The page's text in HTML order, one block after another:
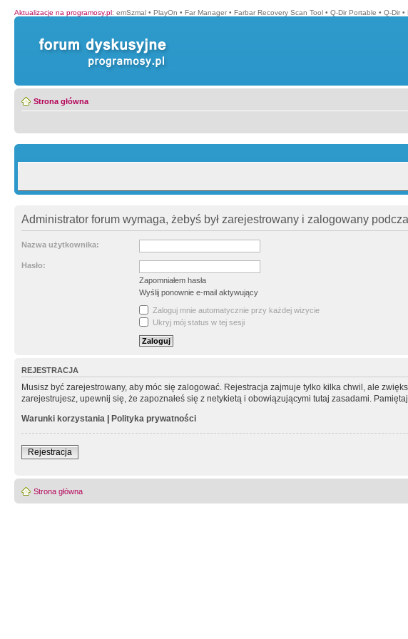
Aktualizacje na programosy.pl: emSzmal • PlayOn • Far Manager • Farbar Recovery Scan Tool • Q-Dir Portable • Q-Dir •
Strona główna
Administrator forum wymaga, żebyś był zarejestrowany i zalogowany
Nazwa użytkownika:
Hasło:
Zapomniałem hasła
Wyślij ponownie e-mail aktywujący
Zaloguj mnie automatycznie przy każdej wizycie
Ukryj mój status w tej sesji
REJESTRACJA
Musisz być zarejestrowany, aby móc się zalogować. Rejestracja zajmuje tylko kilka chwil, ale
zarejestrujesz, upewnij się, że zapoznałeś się z netykietą i obowiązującymi tutaj zasadami.
Warunki korzystania | Polityka prywatności
Rejestracja
Strona główna